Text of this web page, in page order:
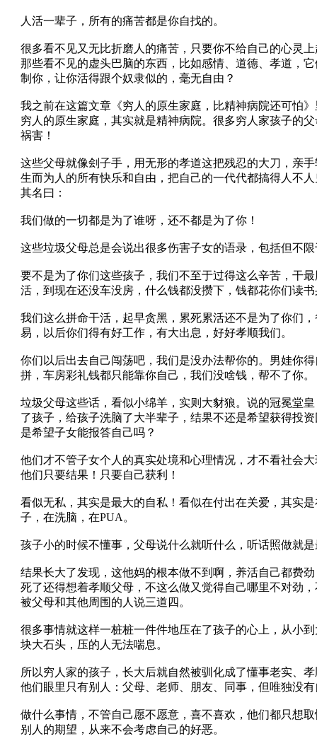
人活一辈子，所有的痛苦都是你自找的。
很多看不见又无比折磨人的痛苦，只要你不给自己的心灵
那些看不见的虚头巴脑的东西，比如感情、道德、孝道，
制你，让你活得跟个奴隶似的，毫无自由？
我之前在这篇文章《穷人的原生家庭，比精神病院还可怕
穷人的原生家庭，其实就是精神病院。很多穷人家孩子的
祸害！
这些父母就像刽子手，用无形的孝道这把残忍的大刀，亲
生而为人的所有快乐和自由，把自己的一代代都搞得人不
其名曰：
我们做的一切都是为了谁呀，还不都是为了你！
这些垃圾父母总是会说出很多伤害子女的语录，包括但不
要不是为了你们这些孩子，我们不至于过得这么辛苦，干
活，到现在还没车没房，什么钱都没攒下，钱都花你们读
我们这么拼命干活，起早贪黑，累死累活还不是为了你们
易，以后你们得有好工作，有大出息，好好孝顺我们。
你们以后出去自己闯荡吧，我们是没办法帮你的。男娃你
拼，车房彩礼钱都只能靠你自己，我们没啥钱，帮不了你。
垃圾父母这些话，看似小绵羊，实则大豺狼。说的冠冕堂
了孩子，给孩子洗脑了大半辈子，结果不还是希望获得投
是希望子女能报答自己吗？
他们才不管子女个人的真实处境和心理情况，才不看社会
他们只要结果！只要自己获利！
看似无私，其实是最大的自私！看似在付出在关爱，其实
子，在洗脑，在PUA。
孩子小的时候不懂事，父母说什么就听什么，听话照做就
结果长大了发现，这他妈的根本做不到啊，养活自己都费
死了还得想着孝顺父母，不这么做又觉得自己哪里不对劲
被父母和其他周围的人说三道四。
很多事情就这样一桩桩一件件地压在了孩子的心上，从小
块大石头，压的人无法喘息。
所以穷人家的孩子，长大后就自然被驯化成了懂事老实、
他们眼里只有别人：父母、老师、朋友、同事，但唯独没
做什么事情，不管自己愿不愿意，喜不喜欢，他们都只想
别人的期望，从来不会考虑自己的好恶。